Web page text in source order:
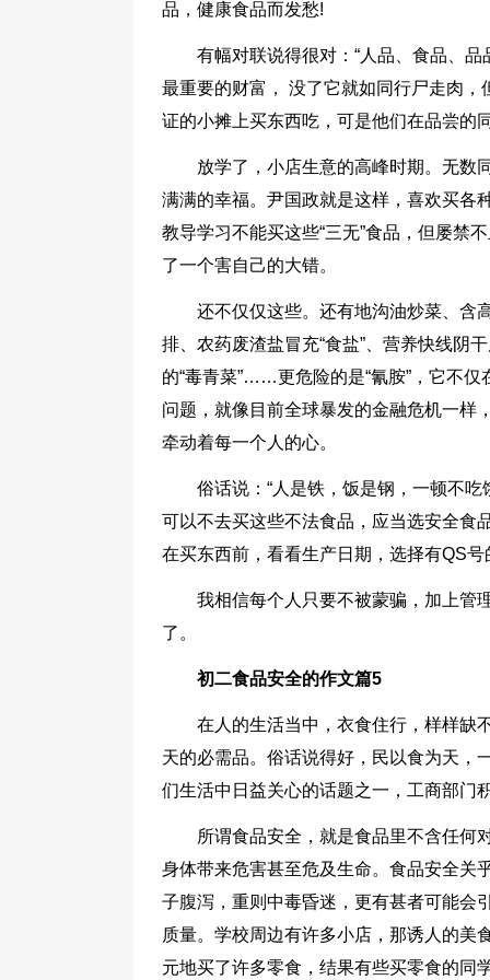
品，健康食品而发愁!
有幅对联说得很对：“人品、食品、
最重要的财富， 没了它就如同行尸走肉
证的小摊上买东西吃，可是他们在品尝的
放学了，小店生意的高峰时期。无数
满满的幸福。尹国政就是这样，喜欢买
教导学习不能买这些“三无”食品，但屡禁
了一个害自己的大错。
还不仅仅这些。还有地沟油炒菜、含
排、农药废渣盐冒充“食盐”、营养快线阴
的“毒青菜”……更危险的是“氰胺”，它不
问题，就像目前全球暴发的金融危机一样
牵动着每一个人的心。
俗话说：“人是铁，饭是钢，一顿不
可以不去买这些不法食品，应当选安全食
在买东西前，看看生产日期，选择有QS
我相信每个人只要不被蒙骗，加上管
了。
初二食品安全的作文篇5
在人的生活当中，衣食住行，样样缺
天的必需品。俗话说得好，民以食为天，
们生活中日益关心的话题之一，工商部门
所谓食品安全，就是食品里不含任何
身体带来危害甚至危及生命。食品安全关
子腹泻，重则中毒昏迷，更有甚者可能会
质量。学校周边有许多小店，那诱人的美
元地买了许多零食，结果有些买零食的同